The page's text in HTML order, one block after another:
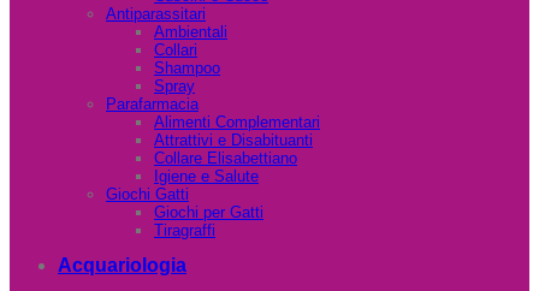
Antiparassitari
Ambientali
Collari
Shampoo
Spray
Parafarmacia
Alimenti Complementari
Attrattivi e Disabituanti
Collare Elisabettiano
Igiene e Salute
Giochi Gatti
Giochi per Gatti
Tiragraffi
Acquariologia